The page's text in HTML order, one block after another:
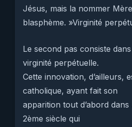
Jésus, mais la nommer
blasphème. »Virginité
Le second pas consiste
virginité perpétuelle.
Cette innovation, d’ailleurs,
catholique, ayant fait son
apparition tout d’abord
2ème siècle qui